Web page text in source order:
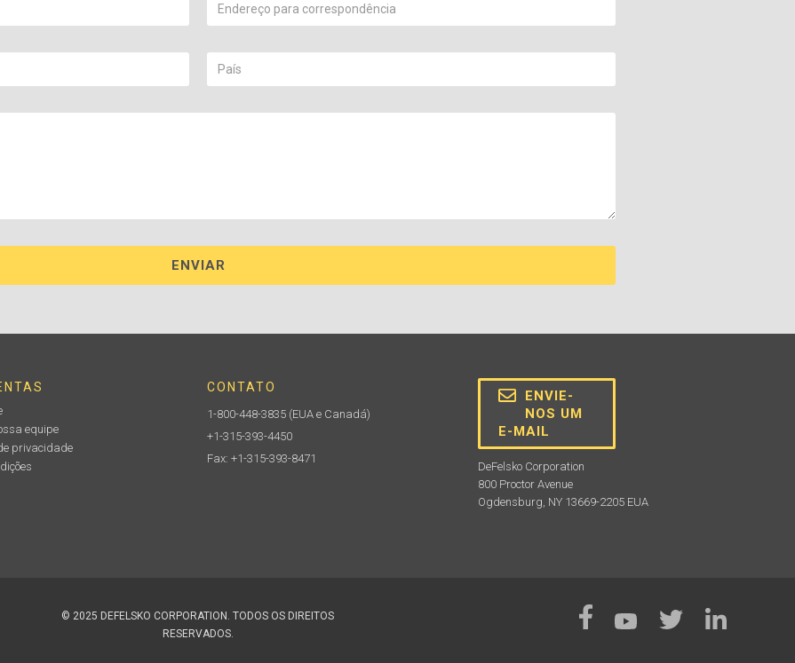
equipe
privacidade
CONTATO
1-800-448-3835 (EUA e Canadá)
+1-315-393-4450
Fax: +1-315-393-8471
ENVIE-
NOS UM
E-MAIL
DeFelsko Corporation
800 Proctor Avenue
Ogdensburg, NY 13669-2205 EUA
© 2025 DEFELSKO CORPORATION. TODOS OS DIREITOS
RESERVADOS.